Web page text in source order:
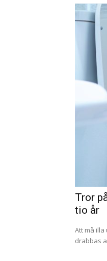
Tror
tio år
Att må
drabbas